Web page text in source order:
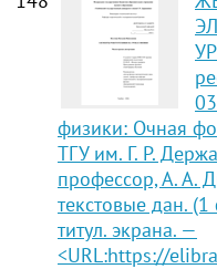
физики: Очная
ТГУ им. Г. Р.
профессор, А. А.
текстовые дан.
титул. экрана. —
<URL:https://